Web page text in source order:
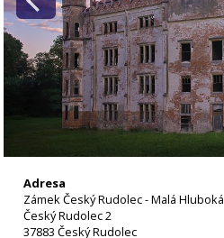
Adresa
Zámek Český Rudolec - Malá Hluboká
Český Rudolec 2
37883 Český Rudolec